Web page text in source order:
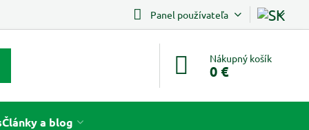
Panel používateľa
Nákupný košík
0 €
Články a blog